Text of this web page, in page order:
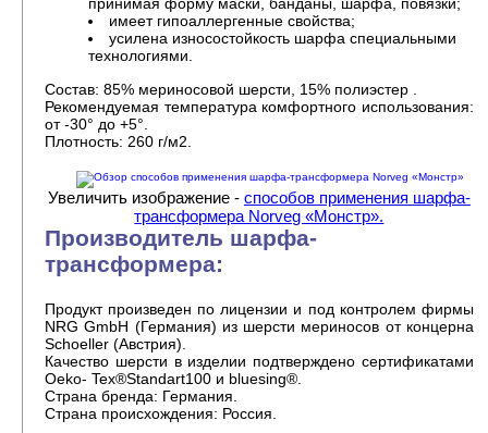
принимая форму маски, банданы, шарфа, повязки;
имеет гипоаллергенные свойства;
усилена износостойкость шарфа специальными
технологиями.
Состав: 85% мериносовой шерсти, 15% полиэстер .
Рекомендуемая температура комфортного использования:
от -30° до +5°.
Плотность: 260 г/м2.
Увеличить изображение - способов применения шарфа-
трансформера Norveg «Монстр».
Производитель шарфа-
трансформера:
Продукт произведен по лицензии и под контролем фирмы
NRG GmbH (Германия) из шерсти мериносов от концерна
Schoeller (Австрия).
Качество шерсти в изделии подтверждено сертификатами
Oeko- Tex®Standart100 и bluesing®.
Страна бренда: Германия.
Страна происхождения: Россия.